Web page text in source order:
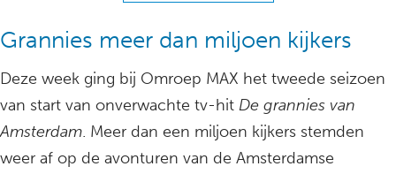
Grannies meer dan miljoen kijkers
Deze week ging bij Omroep MAX het tweede seizoen
van start van onverwachte tv-hit De grannies van
Amsterdam. Meer dan een miljoen kijkers stemden
weer af op de avonturen van de Amsterdamse